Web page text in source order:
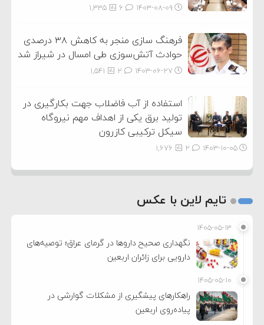
۱۴۰۳-۰۸-۰۹ 1,335
فرهنگ سازی منجر به کاهش ۳۸ درصدی
حوادث آتش‌سوزی طی امسال در شیراز شد
۱۴۰۳-۰۶-۲۷ 1,541
استفاده از آب فاضلاب جهت بکارگیری در
تولید برق یکی از اهداف مهم نیروگاه
سیکل ترکیبی کازرون
۱۴۰۳-۱۰-۰۵ 1,676
تایم لاین با عکس
۱۴۰۵-۰۵-۱۳
نگهداری صحیح داروها در گرمای عراق؛ توصیه‌های
دارویی برای زائران اربعین
۱۴۰۵-۰۵-۱۰
راهکارهای پیشگیری از مشکلات گوارشی در
پیاده‌روی اربعین